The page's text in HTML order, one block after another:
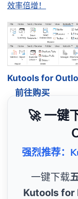
效率倍增！
Kutools for
前往购买
🚀 一键
强烈推荐：
一键下载
Kutools for